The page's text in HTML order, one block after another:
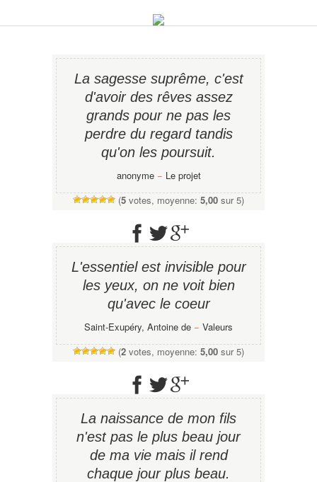
La sagesse suprême, c'est
d'avoir des rêves assez
grands pour ne pas les
perdre du regard tandis
qu'on les poursuit.
anonyme− Le projet
(5 votes, moyenne: 5,00 sur 5)
L'essentiel est invisible pour
les yeux, on ne voit bien
qu'avec le coeur
Saint-Exupéry, Antoine de − Valeurs
(2 votes, moyenne: 5,00 sur 5)
La naissance de mon fils
n'est pas le plus beau jour
de ma vie mais il rend
chaque jour plus beau.